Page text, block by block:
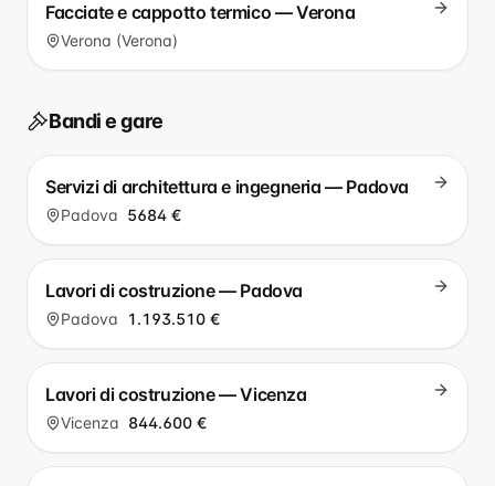
Facciate e cappotto termico — Verona
Verona (Verona)
Bandi e gare
Servizi di architettura e ingegneria — Padova
Padova 5684 €
Lavori di costruzione — Padova
Padova 1.193.510 €
Lavori di costruzione — Vicenza
Vicenza 844.600 €